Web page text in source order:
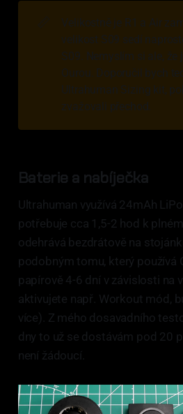
📏
Velikostně je R1 a Air
velikost S09 sedí
S09. Nemyslím si ale, že
Ourou. Doporučil bych
Ultrahuman Sizing kit,
zvažovali přechod.
Baterie a nabíječka
Ultrahuman využívá 24mAh
potřebuje cca 1,5-2 hod k
odehrává bezdrátově na
podobným tomu, který používá
papírově 4-6 dní v závislosti na
aktivujete např. Workout mód,
více). Z mého dosavadního
dny to už se dostávám pod 20
není žádoucí.